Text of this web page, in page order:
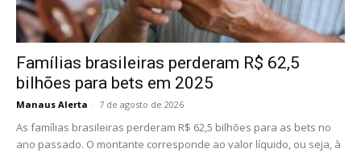
Famílias brasileiras perderam R$ 62,5
bilhões para bets em 2025
Manaus Alerta - 7 de agosto de 2026
As famílias brasileiras perderam R$ 62,5 bilhões para as bets no
ano passado. O montante corresponde ao valor líquido, ou seja, à